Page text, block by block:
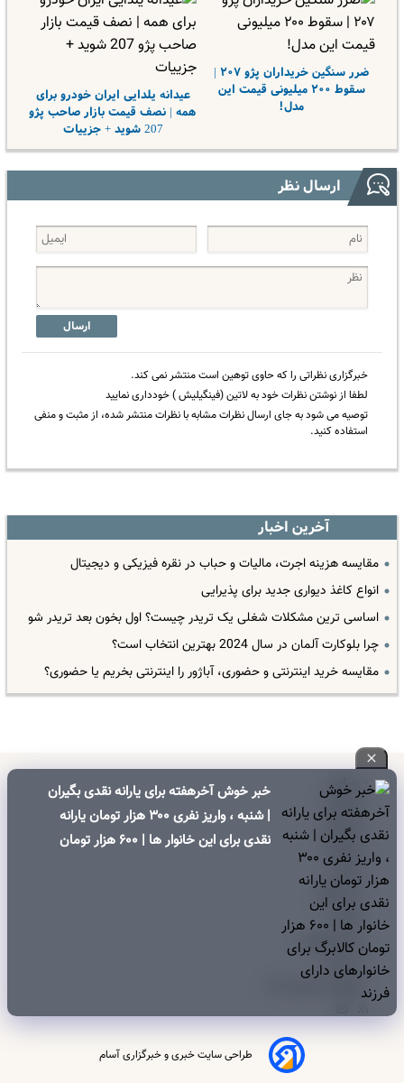
ضرر سنگین خریداران پژو ۲۰۷ |
سقوط ۲۰۰ میلیونی قیمت این
مدل!
عیدانه یلدایی ایران خودرو برای
همه | نصف قیمت بازار صاحب پژو
207 شوید + جزییات
ارسال نظر
ارسال
خبرگزاری نظراتی را که حاوی توهین است منتشر نمی کند.
لطفا از نوشتن نظرات خود به لاتین (فینگیلیش ) خودداری نمایید
توصیه می شود به جای ارسال نظرات مشابه با نظرات منتشر شده، از مثبت و منفی
استفاده کنید.
آخرین اخبار
مقایسه هزینه اجرت، مالیات و حباب در نقره فیزیکی و دیجیتال
انواع کاغذ دیواری جدید برای پذیرایی
اساسی ترین مشکلات شغلی یک تریدر چیست؟ اول بخون بعد تریدر شو
چرا بلوکارت آلمان در سال 2024 بهترین انتخاب است؟
مقایسه خرید اینترنتی و حضوری، آباژور را اینترنتی بخریم یا حضوری؟
خبر خوش آخرهفته برای یارانه نقدی بگیران
| شنبه ، واریز نفری ۳۰۰ هزار تومان یارانه
نقدی برای این خانوار ها | ۶۰۰ هزار تومان
سیاسی
اقتصادی
اجتماعی
فرهنگی
ورزشی
بین الملل
جامعه
علم و فناوری
درباره ما
طراحی سایت خبری و خبرگزاری آسام